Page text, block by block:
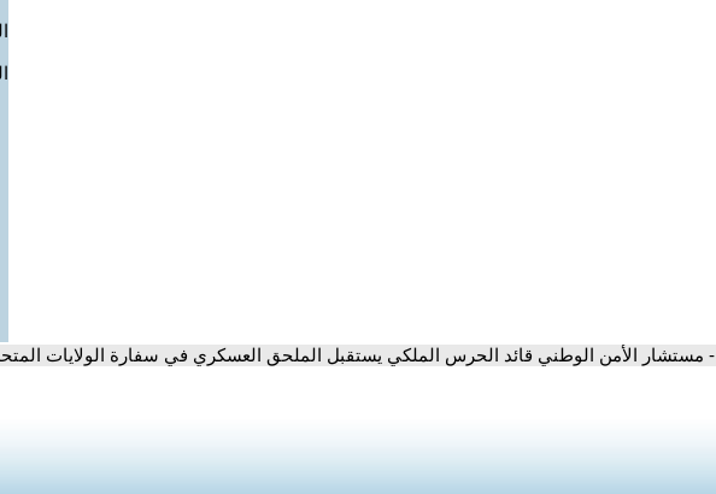
- مستشار الأمن الوطني قائد الحرس الملكي يستقبل الملحق العسكري في سفارة الولايات